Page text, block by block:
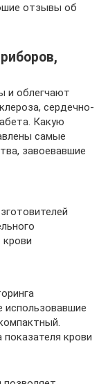
отзывы об
и облегчают
сердечно-
Какую
самые
завоевавшие
крови
использовавшие
крови